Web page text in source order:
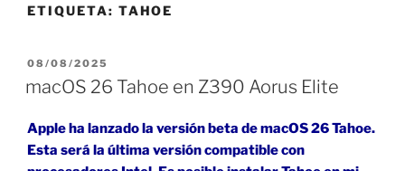
ETIQUETA: TAHOE
PUBLICADO
08/08/2025
macOS 26 Tahoe en Z390 Aorus Elite
Apple ha lanzado la versión beta de macOS 26 Tahoe.
Esta será la última versión compatible con